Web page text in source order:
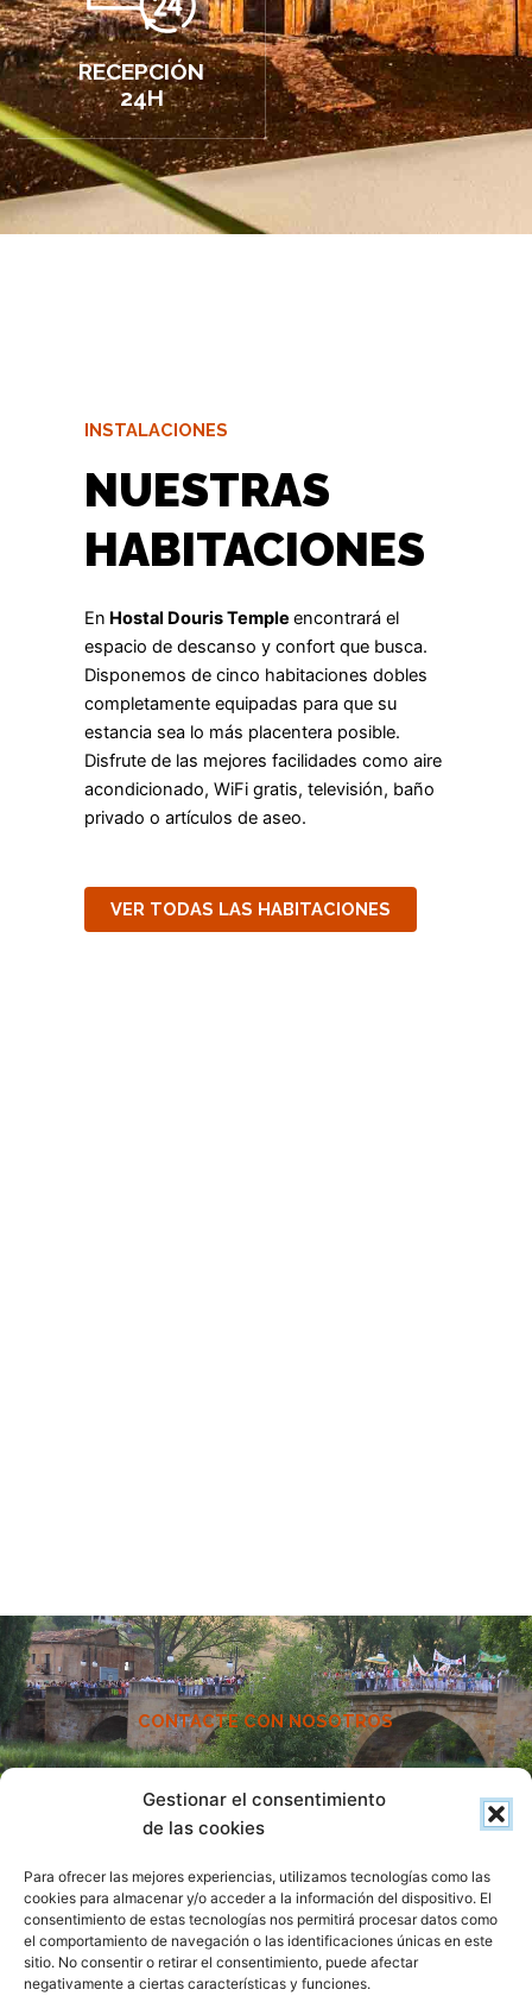
Gestionar el consentimiento
de las cookies
Para ofrecer las mejores experiencias, utilizamos tecnologías como las
cookies para almacenar y/o acceder a la información del dispositivo. El
consentimiento de estas tecnologías nos permitirá procesar datos como
el comportamiento de navegación o las identificaciones únicas en este
sitio. No consentir o retirar el consentimiento, puede afectar
negativamente a ciertas características y funciones.
RECEPCIÓN
24H
INSTALACIONES
NUESTRAS
HABITACIONES
En Hostal Douris Temple encontrará el
espacio de descanso y confort que busca.
Disponemos de cinco habitaciones dobles
completamente equipadas para que su
estancia sea lo más placentera posible.
Disfrute de las mejores facilidades como aire
acondicionado, WiFi gratis, televisión, baño
privado o artículos de aseo.
VER TODAS LAS HABITACIONES
CONTACTE CON NOSOTROS
CONTACTO
Háganos llegar su consulta y le responderemos a la mayor
brevedad posible. Estaremos encantados de ayudarle.